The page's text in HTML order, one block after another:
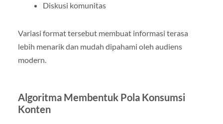
Diskusi komunitas
Variasi format tersebut membuat informasi terasa
lebih menarik dan mudah dipahami oleh audiens
modern.
Algoritma Membentuk Pola Konsumsi
Konten